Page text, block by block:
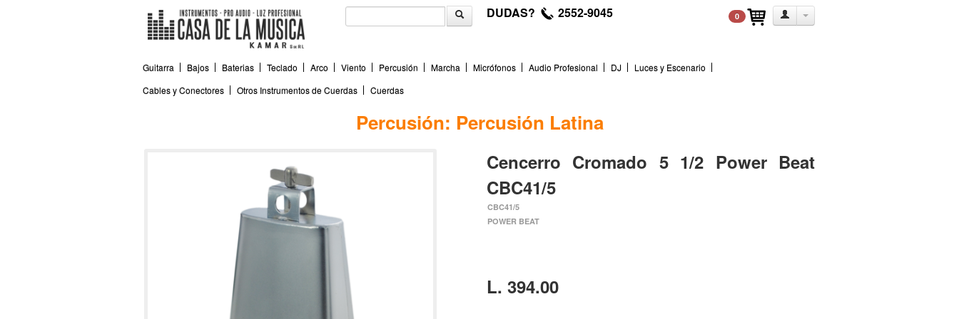
DUDAS? 2552-9045 0
Guitarra Bajos Baterias Teclado Arco Viento Percusión Marcha Micrófonos Audio Profesional DJ
Luces y Escenario
Cables y Conectores
Otros Instrumentos de Cuerdas Cuerdas
Percusión: Percusión Latina
Cencerro Cromado 5 1/2 Power Beat
CBC41/5
CBC41/5
POWER BEAT
L. 394.00